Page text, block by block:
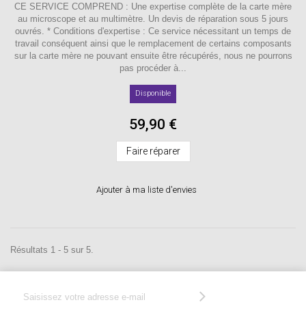
CE SERVICE COMPREND : Une expertise complète de la carte mère
au microscope et au multimètre. Un devis de réparation sous 5 jours
ouvrés. * Conditions d'expertise : Ce service nécessitant un temps de
travail conséquent ainsi que le remplacement de certains composants
sur la carte mère ne pouvant ensuite être récupérés, nous ne pourrons
pas procéder à...
Disponible
59,90 €
Faire réparer
Ajouter à ma liste d'envies
Résultats 1 - 5 sur 5.